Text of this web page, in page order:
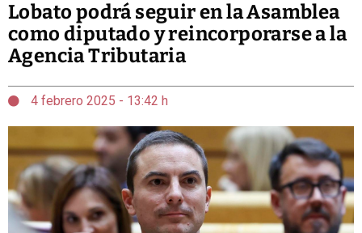
Lobato podrá seguir en la Asamblea
como diputado y reincorporarse a la
Agencia Tributaria
4 febrero 2025 - 13:42 h